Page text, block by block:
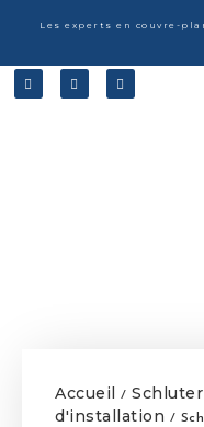
Les experts en couvre-
Accueil / Schluter
d'installation /